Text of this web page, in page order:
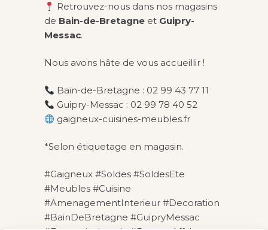
Retrouvez-nous dans nos magasins
de Bain-de-Bretagne et Guipry-
Messac.
Nous avons hâte de vous accueillir !
Bain-de-Bretagne : 02 99 43 77 11
Guipry-Messac : 02 99 78 40 52
gaigneux-cuisines-meubles.fr
*Selon étiquetage en magasin.
#Gaigneux #Soldes #SoldesEte
#Meubles #Cuisine
#AmenagementInterieur #Decoration
#BainDeBretagne #GuipryMessac